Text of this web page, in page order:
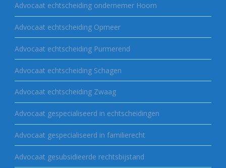
Advocaat echtscheiding ondernemer Hoorn
Advocaat echtscheiding Opmeer
Advocaat echtscheiding Purmerend
Advocaat echtscheiding Schagen
Advocaat echtscheiding Zwaag
Advocaat gespecialiseerd in echtscheidingen
Advocaat gespecialiseerd in familierecht
Advocaat gesubsidieerde rechtsbijstand